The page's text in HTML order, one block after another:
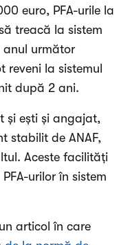
euro, PFA-urile la
treacă la sistem
anul următor
reveni la sistemul
după 2 ani.
și ești și angajat,
stabilit de ANAF,
Aceste facilități
urilor în sistem
articol în care